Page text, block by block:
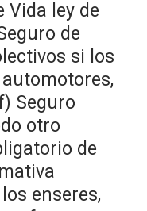
Vida ley de
de
si los
automotores,
Seguro
otro
de
enseres,